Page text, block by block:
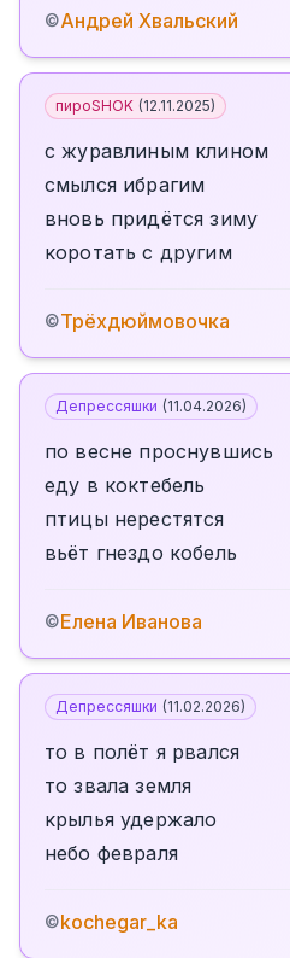
©Андрей Хвальский
пироSHOK (12.11.2025)
с журавлиным клином
смылся ибрагим
вновь придётся зиму
коротать с другим
©️Трёхдюймовочка
Депрессяшки (11.04.2026)
по весне проснувшись
еду в коктебель
птицы нерестятся
вьёт гнездо кобель
©Елена Иванова
Депрессяшки (11.02.2026)
то в полёт я рвался
то звала земля
крылья удержало
небо февраля
©kochegar_ka